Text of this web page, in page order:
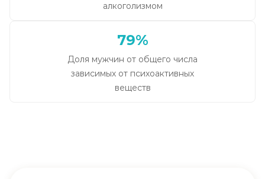
алкоголизмом
79%
Доля мужчин от общего числа
зависимых от психоактивных
веществ